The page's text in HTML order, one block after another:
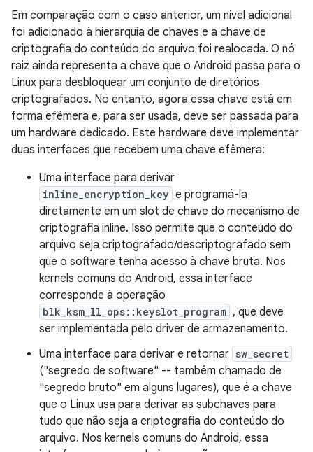
Em comparação com o caso anterior, um nível adicional
foi adicionado à hierarquia de chaves e a chave de
criptografia do conteúdo do arquivo foi realocada. O nó
raiz ainda representa a chave que o Android passa para o
Linux para desbloquear um conjunto de diretórios
criptografados. No entanto, agora essa chave está em
forma efêmera e, para ser usada, deve ser passada para
um hardware dedicado. Este hardware deve implementar
duas interfaces que recebem uma chave efêmera:
Uma interface para derivar
inline_encryption_key e programá-la
diretamente em um slot de chave do mecanismo de
criptografia inline. Isso permite que o conteúdo do
arquivo seja criptografado/descriptografado sem
que o software tenha acesso à chave bruta. Nos
kernels comuns do Android, essa interface
corresponde à operação
blk_ksm_ll_ops::keyslot_program , que deve
ser implementada pelo driver de armazenamento.
Uma interface para derivar e retornar sw_secret
("segredo de software" -- também chamado de
"segredo bruto" em alguns lugares), que é a chave
que o Linux usa para derivar as subchaves para
tudo que não seja a criptografia do conteúdo do
arquivo. Nos kernels comuns do Android, essa